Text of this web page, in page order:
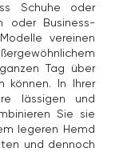
Schuhe oder
oder Business-
vereinen
Tag über
können. In Ihrer
lässigen und
Sie sie
legeren Hemd
und dennoch